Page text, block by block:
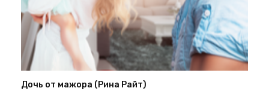
Дочь от мажора (Рина Райт)